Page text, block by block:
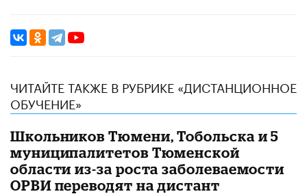
ЧИТАЙТЕ ТАКЖЕ В РУБРИКЕ «ДИСТАНЦИОННОЕ
ОБУЧЕНИЕ»
Школьников Тюмени, Тобольска и 5
муниципалитетов Тюменской
области из-за роста заболеваемости
ОРВИ переводят на дистант